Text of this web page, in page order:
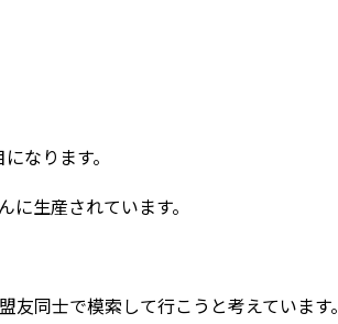
なります。
生産されています。
同士で模索して行こうと考えています。